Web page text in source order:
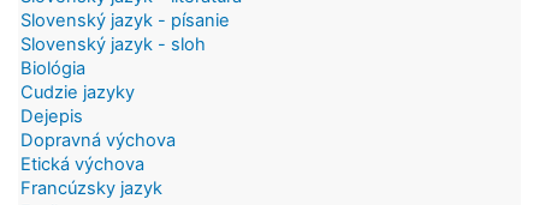
Slovenský jazyk - písanie
Slovenský jazyk - sloh
Biológia
Cudzie jazyky
Dejepis
Dopravná výchova
Etická výchova
Francúzsky jazyk